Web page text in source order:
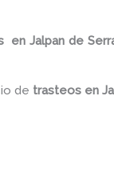
en Jalpan de
de trasteos en